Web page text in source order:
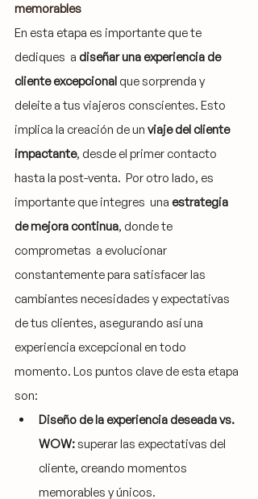
memorables
En esta etapa es importante que te
dediques  a diseñar una experiencia de
cliente excepcional que sorprenda y
deleite a tus viajeros conscientes. Esto
implica la creación de un viaje del cliente
impactante, desde el primer contacto
hasta la post-venta.  Por otro lado, es
importante que integres  una estrategia
de mejora continua, donde te
comprometas  a evolucionar
constantemente para satisfacer las
cambiantes necesidades y expectativas
de tus clientes, asegurando así una
experiencia excepcional en todo
momento. Los puntos clave de esta etapa
son:
Diseño de la experiencia deseada vs.
WOW: superar las expectativas del
cliente, creando momentos
memorables y únicos.